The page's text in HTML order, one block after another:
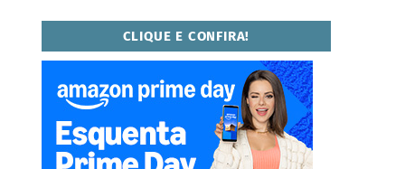
CLIQUE E CONFIRA!